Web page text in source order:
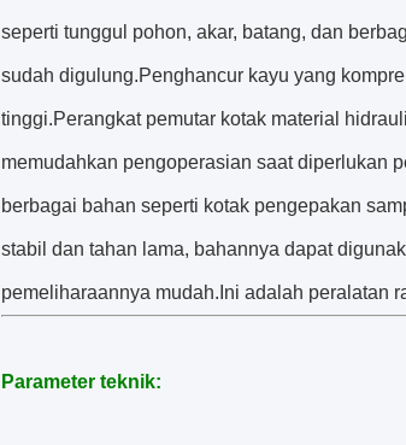
seperti tunggul pohon, akar, batang, dan
sudah digulung.Penghancur kayu yang
tinggi.Perangkat pemutar kotak material
memudahkan pengoperasian saat diperlukan
berbagai bahan seperti kotak pengepakan
stabil dan tahan lama, bahannya dapat
pemeliharaannya mudah.Ini adalah peralatan
Parameter teknik: